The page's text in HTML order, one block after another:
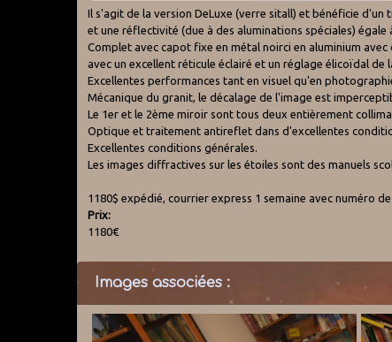
Il s'agit de la version DeLuxe (verre sitall) et bénéficie
et une réflectivité (due à des aluminations spéciales)
Complet avec capot fixe en métal noirci en aluminium
avec un excellent réticule éclairé et un réglage élicoïdal
Excellentes performances tant en visuel qu'en
Mécanique du granit, le décalage de l'image est
Le 1er et le 2ème miroir sont tous deux entièrement
Optique et traitement antireflet dans d'excellentes
Excellentes conditions générales.
Les images diffractives sur les étoiles sont des manuels
1180$ expédié, courrier express 1 semaine avec numéro de
Prix:
1180€
Images associées :